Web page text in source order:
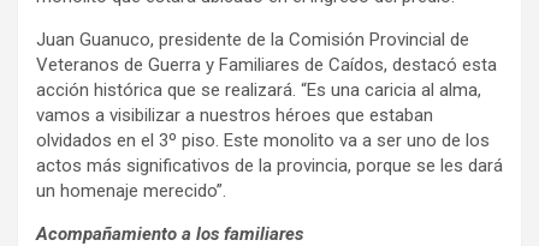
Juan Guanuco, presidente de la Comisión Provincial de
Veteranos de Guerra y Familiares de Caídos, destacó esta
acción histórica que se realizará. “Es una caricia al alma,
vamos a visibilizar a nuestros héroes que estaban
olvidados en el 3º piso. Este monolito va a ser uno de los
actos más significativos de la provincia, porque se les dará
un homenaje merecido”.
Acompañamiento a los familiares